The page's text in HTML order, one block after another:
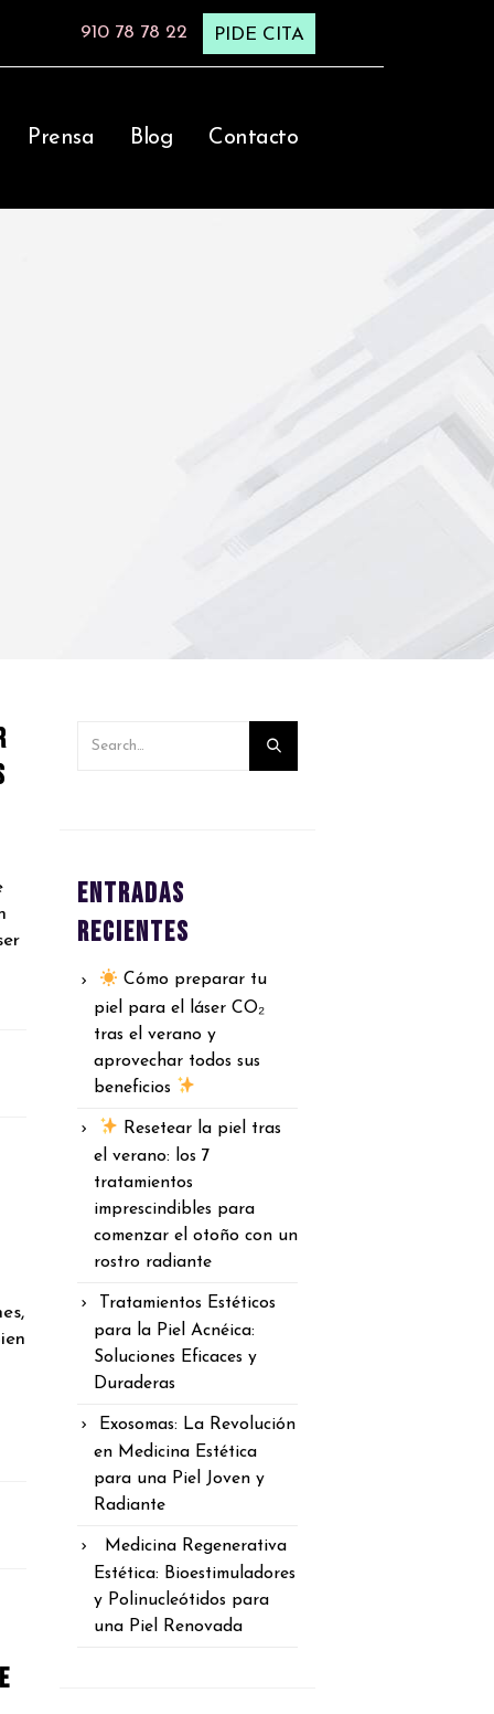
910 78 78 22 PIDE CITA
Prensa Blog Contacto
Entradas
recientes
Cómo preparar tu
piel para el láser CO₂
tras el verano y
aprovechar todos sus
beneficios
Resetear la piel tras
el verano: los 7
tratamientos
imprescindibles para
comenzar el otoño con un
rostro radiante
Tratamientos Estéticos
para la Piel Acnéica:
Soluciones Eficaces y
Duraderas
Exosomas: La Revolución
en Medicina Estética
para una Piel Joven y
Radiante
Medicina Regenerativa
Estética: Bioestimuladores
y Polinucleótidos para
una Piel Renovada